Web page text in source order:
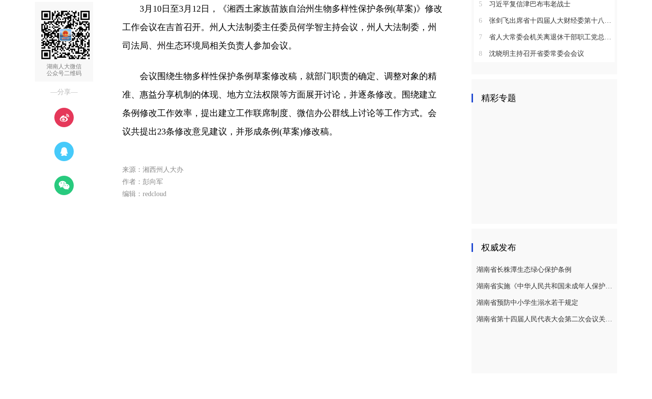
湖南人大微信
公众号二维码
—分享—
3月10日至3月12日，《湘西土家族苗族自治州生物多样性保护条例(草案)》修改
工作会议在吉首召开。州人大法制委主任委员何学智主持会议，州人大法制委，州
司法局、州生态环境局相关负责人参加会议。
会议围绕生物多样性保护条例草案修改稿，就部门职责的确定、调整对象的精
准、惠益分享机制的体现、地方立法权限等方面展开讨论，并逐条修改。围绕建立
条例修改工作效率，提出建立工作联席制度、微信办公群线上讨论等工作方式。会
议共提出23条修改意见建议，并形成条例(草案)修改稿。
来源：湘西州人大办
作者：彭向军
编辑：redcloud
5 习近平复信津巴布韦老战士
6 张剑飞出席省十四届人大财经委第十八次全体会议
7 省人大常委会机关离退休干部职工党总支召开2025年度总结表彰大会
8 沈晓明主持召开省委常委会会议
精彩专题
权威发布
湖南省长株潭生态绿心保护条例
湖南省实施《中华人民共和国未成年人保护法》若干规定
湖南省预防中小学生溺水若干规定
湖南省第十四届人民代表大会第二次会议关于湖南省人民代表大会常务委员会工作报告的决议